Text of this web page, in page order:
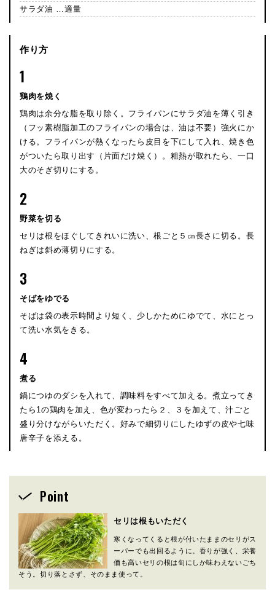
サラダ油 …適量
作り方
1
鶏肉を焼く
鶏肉は余分な脂を取り除く。フライパンにサラダ油を薄く引き
（フッ素樹脂加工のフライパンの場合は、油は不要）強火にか
ける。フライパンが熱くなったら皮目を下にして入れ、焼き色
がついたら取り出す（片面だけ焼く）。粗熱が取れたら、一口
大のそぎ切りにする。
2
野菜を切る
セリは根をほぐしてきれいに洗い、根ごと５㎝長さに切る。長
ねぎは斜め薄切りにする。
3
そばをゆでる
そばは袋の表示時間より短く、少しかためにゆでて、水にとっ
て洗い水気をきる。
4
煮る
鍋につゆのダシを入れて、調味料をすべて加える。煮立ってき
たら1の鶏肉を加え、色が変わったら２、３を加えて、汁ごと
盛り分けながらいただく。好みで細切りにしたゆずの皮や七味
唐辛子を添える。
Point
セリは根もいただく
寒くなってくると根が付いたままのセリがス
ーパーでも出回るように。香りが強く、栄養
価も高いセリの根は旬にしか味わえないごち
そう。切り落とさず、そのまま使って。